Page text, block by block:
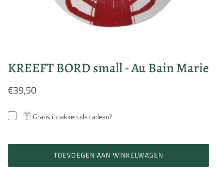
KREEFT BORD small - Au Bain Marie
€39,50
Gratis inpakken als cadeau?
TOEVOEGEN AAN WINKELWAGEN